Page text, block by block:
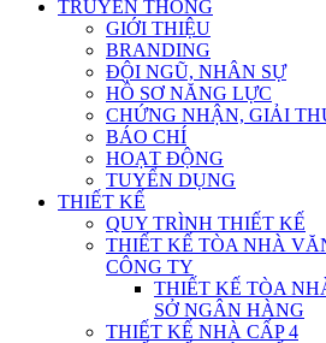
TRUYỀN THÔNG
GIỚI THIỆU
BRANDING
ĐỘI NGŨ, NHÂN SỰ
HỒ SƠ NĂNG LỰC
CHỨNG NHẬN, GIẢI
BÁO CHÍ
HOẠT ĐỘNG
TUYỂN DỤNG
THIẾT KẾ
QUY TRÌNH THIẾT KẾ
THIẾT KẾ TÒA NHÀ
CÔNG TY
THIẾT KẾ TÒA
SỞ NGÂN HÀNG
THIẾT KẾ NHÀ CẤP 4